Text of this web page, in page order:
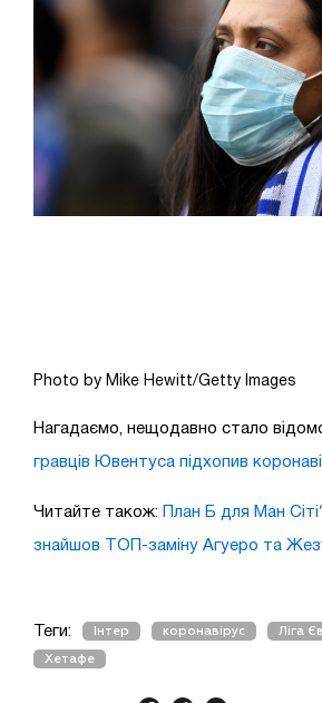
Photo by Mike Hewitt/Getty Images
Нагадаємо, нещодавно стало
гравців Ювентуса підхопив
Читайте також: План Б для Ман
знайшов ТОП-заміну Агуеро та
Теги: Інтер коронавірус Ліга
Хетафе